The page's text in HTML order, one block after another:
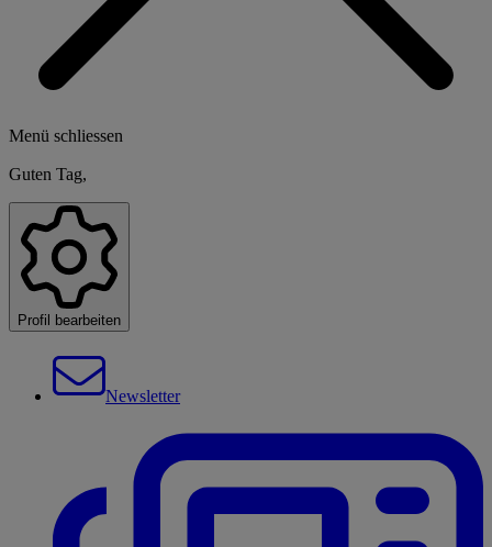
Menü schliessen
Guten Tag,
Profil bearbeiten
Newsletter